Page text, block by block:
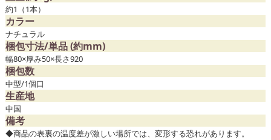
約1（1本）
カラー
ナチュラル
梱包寸法/単品 (約mm)
幅80×厚み50×長さ920
梱包数
中型/1個口
生産地
中国
備考
◆商品の表裏の温度差が激しい場所では、変形する恐れがあります。